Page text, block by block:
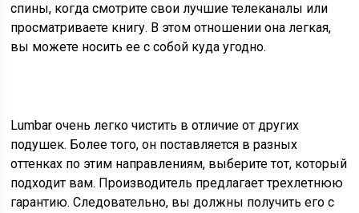
спины, когда смотрите свои лучшие телеканалы или
просматриваете книгу. В этом отношении она легкая,
вы можете носить ее с собой куда угодно.
Lumbar очень легко чистить в отличие от других
подушек. Более того, он поставляется в разных
оттенках по этим направлениям, выберите тот, который
подходит вам. Производитель предлагает трехлетнюю
гарантию. Следовательно, вы должны получить его с